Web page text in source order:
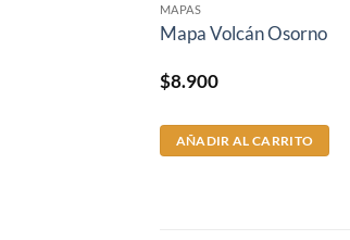
MAPAS
Mapa Volcán Osorno
$8.900
AÑADIR AL CARRITO